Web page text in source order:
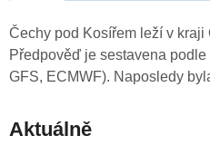
Čechy pod Kosířem leží v kraji
Předpověď je sestavena
GFS, ECMWF). Naposledy
Aktuálně